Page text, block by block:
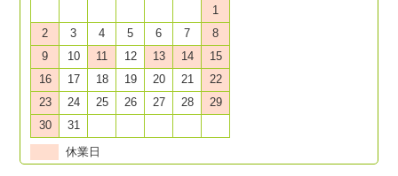
1
2
3 4 5 6 7
8
9
10 11 12 13 14
15
16
17 18 19 20 21
22
23
24 25 26 27 28
29
30
31
休業日